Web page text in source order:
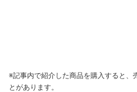
※記事内で紹介した商品を購入すると、
とがあります。